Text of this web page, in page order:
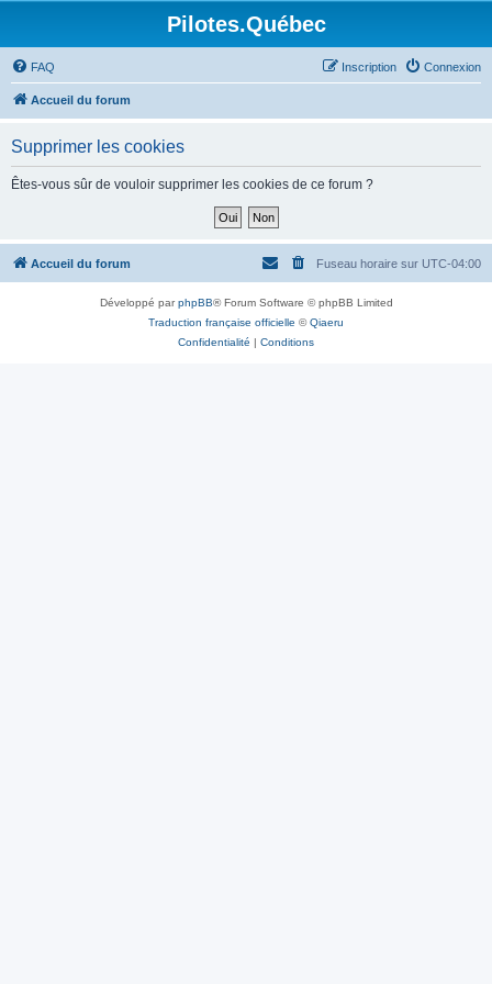
Pilotes.Québec
FAQ Connexion
Inscription
Accueil du forum
Supprimer les cookies
Êtes-vous sûr de vouloir supprimer les cookies de ce forum ?
Accueil du forum Fuseau horaire sur UTC-04:00
Développé parphpBB® Forum Software © phpBB Limited
Traduction française officielle ©Qiaeru
Confidentialité | Conditions